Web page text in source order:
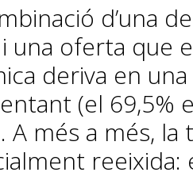
d’una
una oferta que
deriva en
(el 69,5%
A més a més,